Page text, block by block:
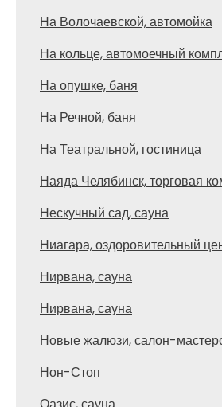
На Волочаевской, автомойка
На кольце, автомоечный
На опушке, баня
На Речной, баня
На Театральной, гостиница
Наяда Челябинск, торговая
Нескучный сад, сауна
Ниагара, оздоровительный
Нирвана, сауна
Нирвана, сауна
Новые жалюзи, салон-
Нон-Стоп